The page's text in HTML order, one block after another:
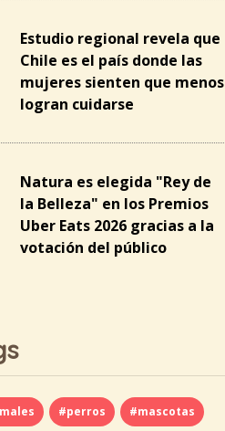
Estudio regional revela que
Chile es el país donde las
mujeres sienten que menos
logran cuidarse
Natura es elegida "Rey de
la Belleza" en los Premios
Uber Eats 2026 gracias a la
votación del público
#perros #mascotas